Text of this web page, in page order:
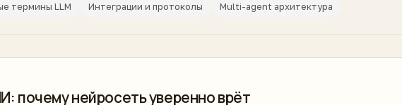
термины LLM Интеграции и протоколы Multi-agent архитектура
почему нейросеть уверенно врёт